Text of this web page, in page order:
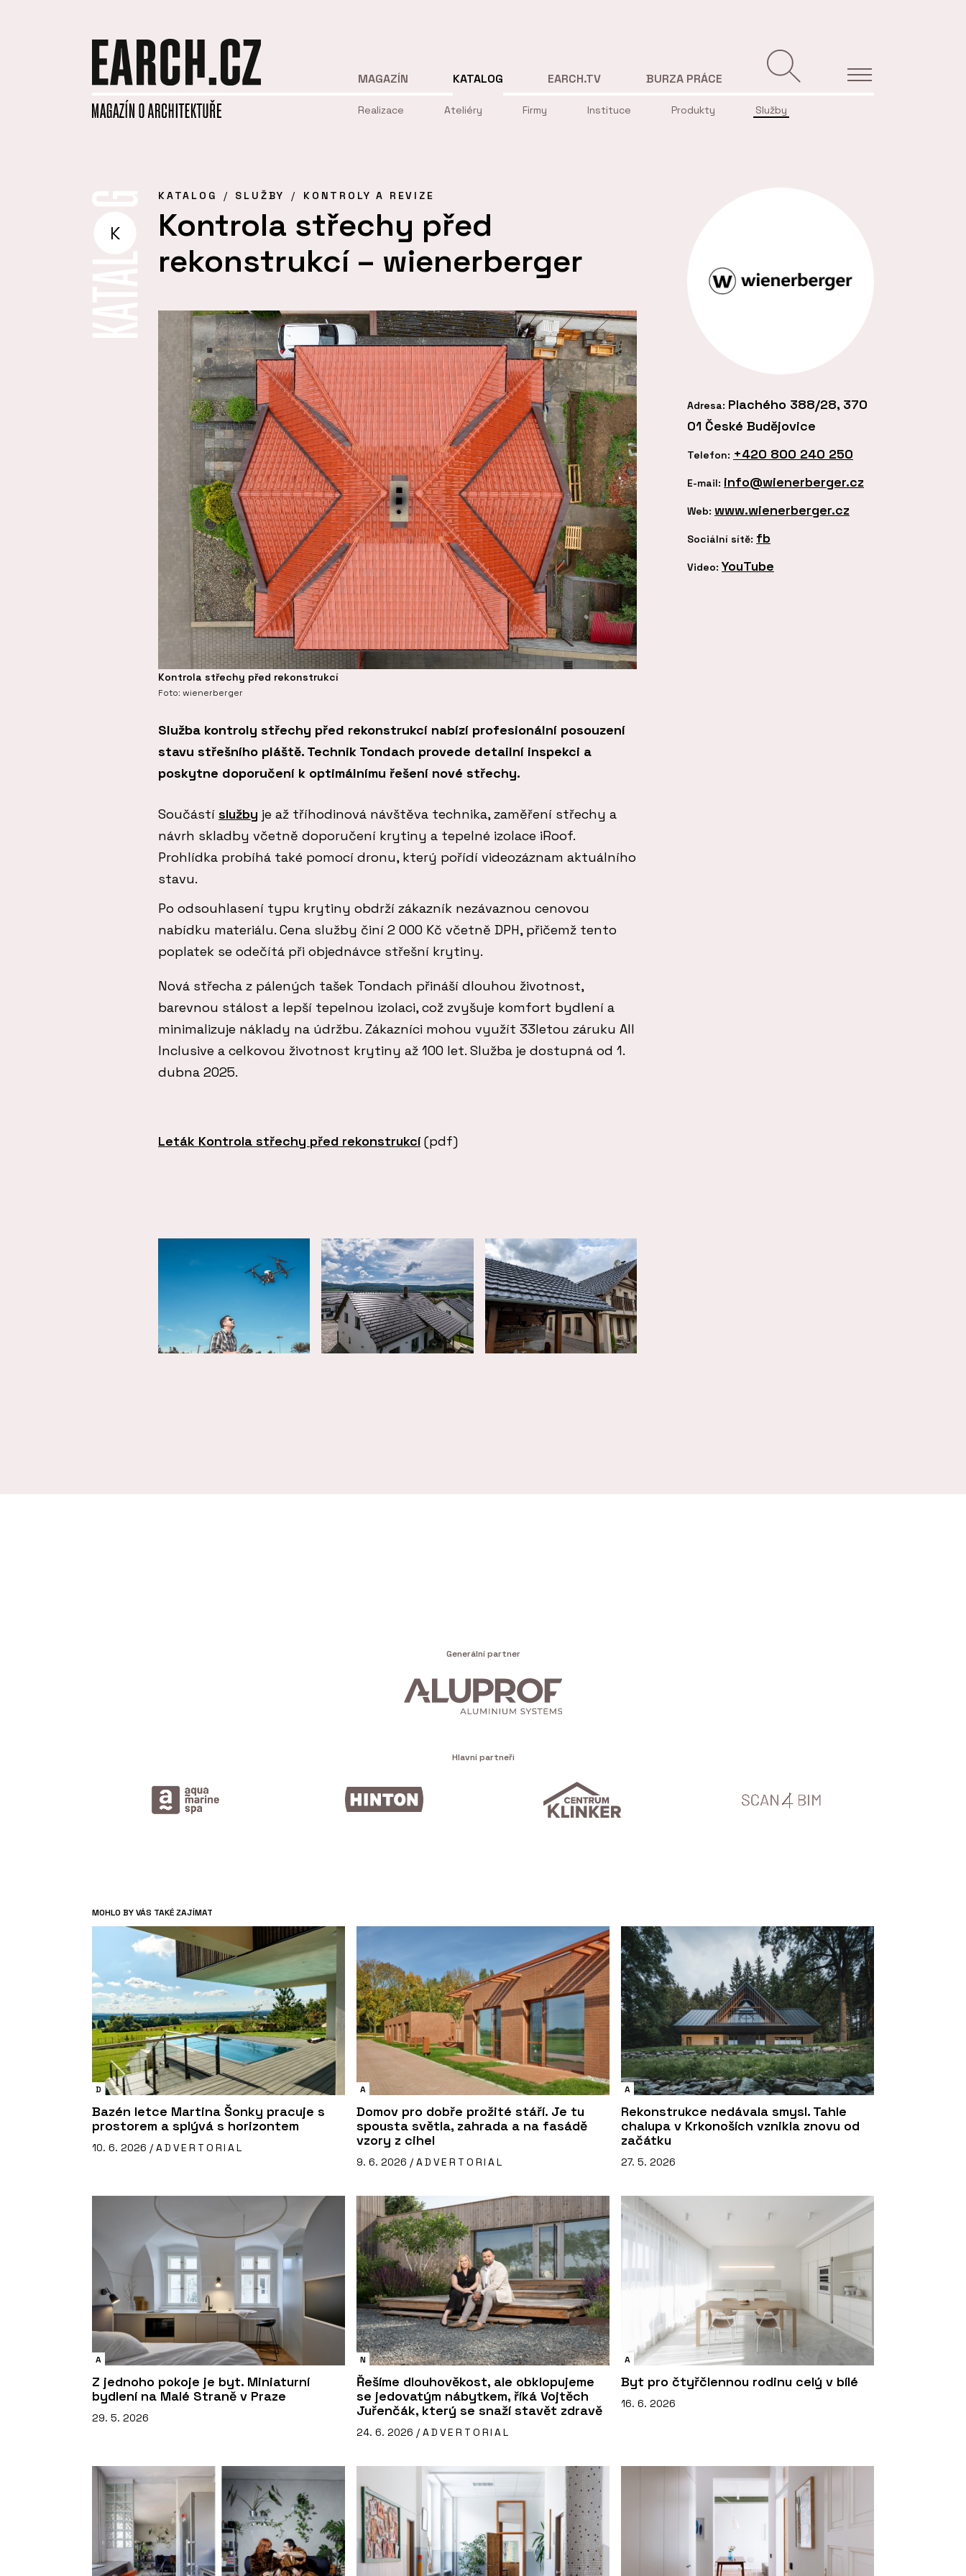
MAGAZÍN KATALOG
Realizace Ateliéry Firmy Instituce Produkty Služby
EARCH.TV BURZA PRÁCE
K
KATALOG SLUŽBY KONTROLY A REVIZE
Kontrola střechy před
rekonstrukcí – wienerberger
Kontrola střechy před rekonstrukcí
Foto: wienerberger
Služba kontroly střechy před rekonstrukcí nabízí profesionální posouzení
stavu střešního pláště. Technik Tondach provede detailní inspekci a
poskytne doporučení k optimálnímu řešení nové střechy.
Součástí služby je až tříhodinová návštěva technika, zaměření střechy a
návrh skladby včetně doporučení krytiny a tepelné izolace iRoof.
Prohlídka probíhá také pomocí dronu, který pořídí videozáznam aktuálního
stavu.
Po odsouhlasení typu krytiny obdrží zákazník nezávaznou cenovou
nabídku materiálu. Cena služby činí 2 000 Kč včetně DPH, přičemž tento
poplatek se odečítá při objednávce střešní krytiny.
Nová střecha z pálených tašek Tondach přináší dlouhou životnost,
barevnou stálost a lepší tepelnou izolaci, což zvyšuje komfort bydlení a
minimalizuje náklady na údržbu. Zákazníci mohou využít 33letou záruku All
Inclusive a celkovou životnost krytiny až 100 let. Služba je dostupná od 1.
dubna 2025.
Leták Kontrola střechy před rekonstrukcí(pdf)
Adresa: Plachého 388/28, 370
01 České Budějovice
Telefon: +420 800 240 250
E-mail: info@wienerberger.cz
Web: www.wienerberger.cz
Sociální sítě: fb
Video:YouTube
Generální partner
Hlavní partneři
MOHLO BY VÁS TAKÉ ZAJÍMAT
D
Bazén letce Martina Šonky pracuje s
prostorem a splývá s horizontem
10. 6. 2026 / ADVERTORIAL
A
Domov pro dobře prožité stáří. Je tu
spousta světla, zahrada a na fasádě
vzory z cihel
9. 6. 2026 / ADVERTORIAL
A
Rekonstrukce nedávala smysl. Tahle
chalupa v Krkonoších vznikla znovu od
začátku
27. 5. 2026
A
Z jednoho pokoje je byt. Miniaturní
bydlení na Malé Straně v Praze
29. 5. 2026
N
Řešíme dlouhověkost, ale obklopujeme
se jedovatým nábytkem, říká Vojtěch
Juřenčák, který se snaží stavět zdravě
24. 6. 2026 / ADVERTORIAL
A
Byt pro čtyřčlennou rodinu celý v bílé
16. 6. 2026